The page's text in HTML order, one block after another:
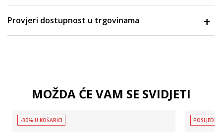
Provjeri dostupnost u trgovinama
MOŽDA ĆE VAM SE SVIDJETI
-30% U KOŠARICI